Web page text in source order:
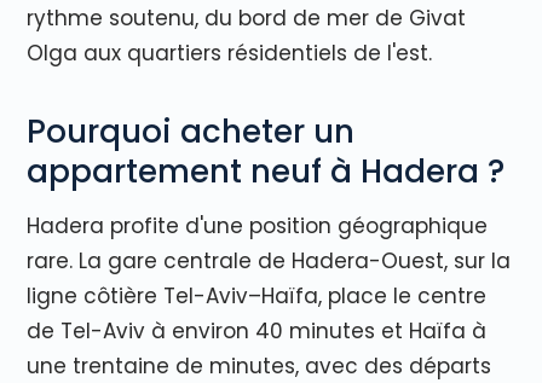
rythme soutenu, du bord de mer de Givat
Olga aux quartiers résidentiels de l'est.
Pourquoi acheter un
appartement neuf à Hadera ?
Hadera profite d'une position géographique
rare. La gare centrale de Hadera-Ouest, sur la
ligne côtière Tel-Aviv–Haïfa, place le centre
de Tel-Aviv à environ 40 minutes et Haïfa à
une trentaine de minutes, avec des départs